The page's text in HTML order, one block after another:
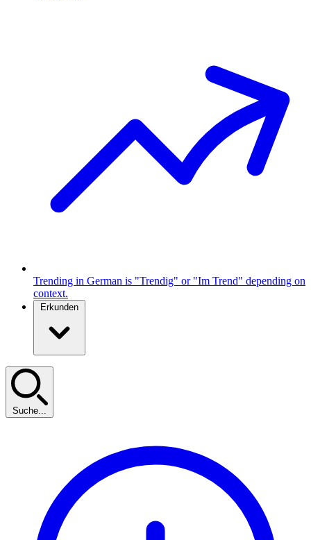
Trending in German is "Trendig" or "Im Trend" depending on
context.
Erkunden
Suche...